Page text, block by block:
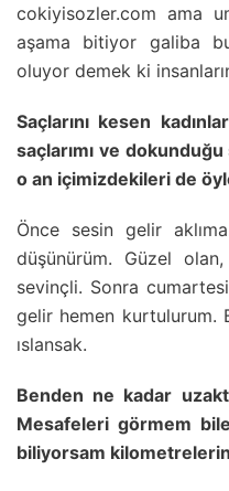
cokiyisozler.com ama
aşama bitiyor galiba
oluyor demek ki
Saçlarını kesen
saçlarımı ve
o an içimizdekileri de
Önce sesin gelir
düşünürüm. Güzel
sevinçli. Sonra
gelir hemen kurtulurum.
ıslansak.
Benden ne kadar
Mesafeleri görmem
biliyorsam